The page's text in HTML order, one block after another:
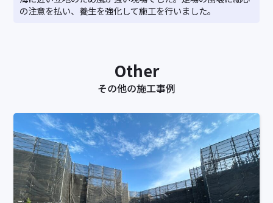
の注意を払い、養生を強化して施工を行いました。
Other
その他の施工事例